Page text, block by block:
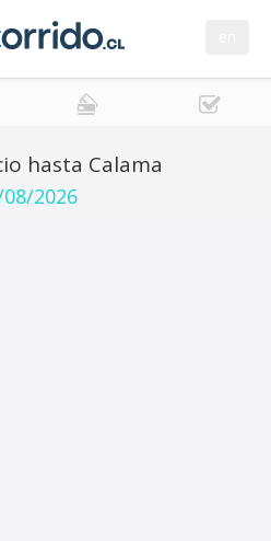
hasta Calama
08/2026